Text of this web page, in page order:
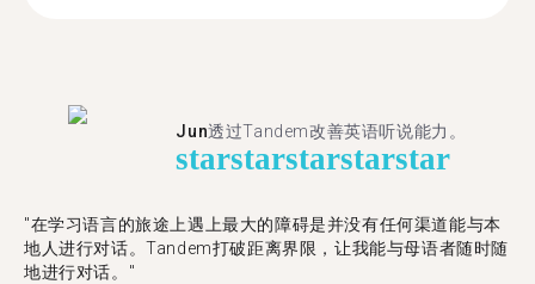
Jun透过Tandem改善英语听说能力。
starstarstarstarstar
"在学习语言的旅途上遇上最大的障碍是并没有任何渠道能与本
地人进行对话。Tandem打破距离界限，让我能与母语者随时随
地进行对话。"